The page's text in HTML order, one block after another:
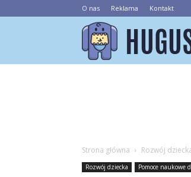
O nas Reklama Kontakt
Strona główna Rozwój
Rozwój dziecka Pomoce naukowe